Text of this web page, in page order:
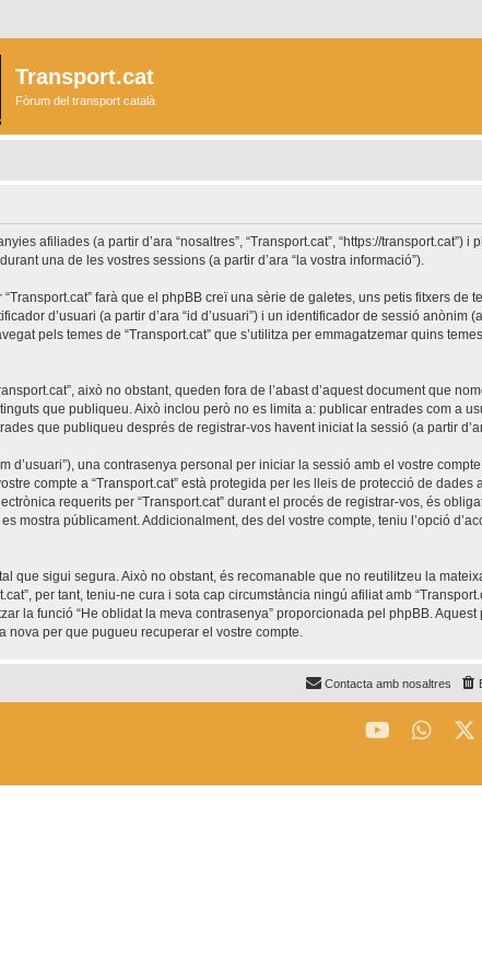
Transport.cat
Fòrum del transport català
afiliades (a partir d’ara “nosaltres”, “Transport.cat”, “https://transport.cat”) i
una de les vostres sessions (a partir d’ara “la vostra informació”).
farà que el phpBB creï una sèrie de galetes, uns petis fitxers de
d’usuari (a partir d’ara “id d’usuari”) i un identificador de sessió anònim
pels temes de “Transport.cat” que s’utilitza per emmagatzemar quins
això no obstant, queden fora de l’abast d’aquest document que
que publiqueu. Això inclou però no es limita a: publicar entrades com a
que publiqueu després de registrar-vos havent iniciat la sessió (a partir
una contrasenya personal per iniciar la sessió amb el vostre
compte a “Transport.cat” està protegida per les lleis de protecció de
requerits per “Transport.cat” durant el procés de registrar-vos, és
mostra públicament. Addicionalment, des del vostre compte, teniu l’opció
que sigui segura. Això no obstant, és recomanable que no reutilitzeu la
per tant, teniu-ne cura i sota cap circumstància ningú afiliat amb
la funció “He oblidat la meva contrasenya” proporcionada pel phpBB.
per que pugueu recuperar el vostre compte.
Contacta amb nosaltres